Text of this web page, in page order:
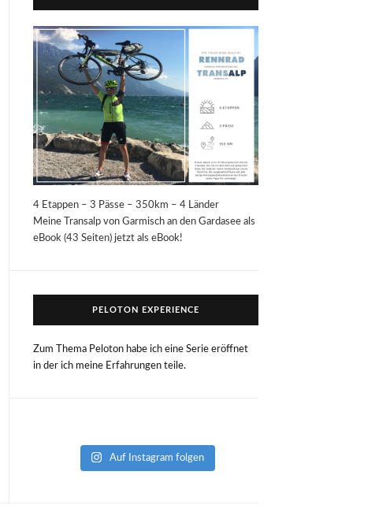
4 Etappen – 3 Pässe – 350km – 4 Länder
Meine Transalp von Garmisch an den Gardasee als
eBook (43 Seiten) jetzt als eBook!
PELOTON EXPERIENCE
Zum Thema Peloton habe ich eine Serie eröffnet
in der ich meine Erfahrungen teile.
Auf Instagram folgen